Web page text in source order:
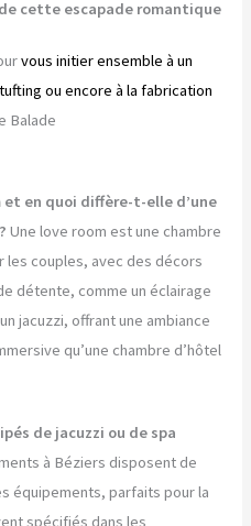
cette escapade romantique
vous initier ensemble à un
ou encore à la fabrication
Balade
et en quoi diffère-t-elle d’une
Une love room est une chambre
les couples, avec des décors
détente, comme un éclairage
jacuzzi, offrant une ambiance
qu’une chambre d’hôtel
de jacuzzi ou de spa
à Béziers disposent de
équipements, parfaits pour la